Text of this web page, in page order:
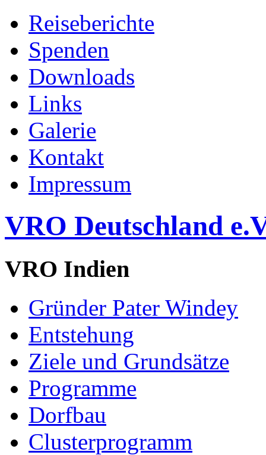
Reiseberichte
Spenden
Downloads
Links
Galerie
Kontakt
Impressum
VRO Deutschland
VRO Indien
Gründer Pater Windey
Entstehung
Ziele und Grundsätze
Programme
Dorfbau
Clusterprogramm